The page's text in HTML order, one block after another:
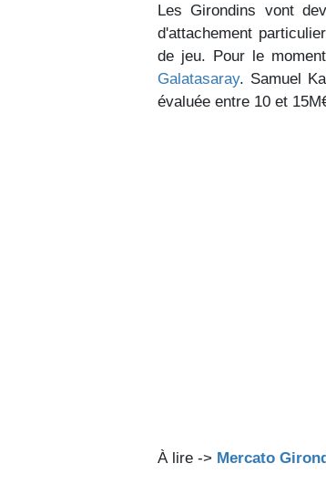
Les Girondins vont
d'attachement
de jeu. Pour le
Galatasaray. Samuel
évaluée entre 10 et
À lire -> Mercato